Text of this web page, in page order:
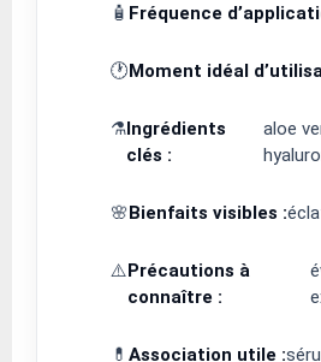
🧴 Fréquence
🕐Moment idéal
⚗️Ingrédients
clés :
aloe
🌸Bienfaits visibles :
⚠️Précautions à
connaître :
💊 Association utile :